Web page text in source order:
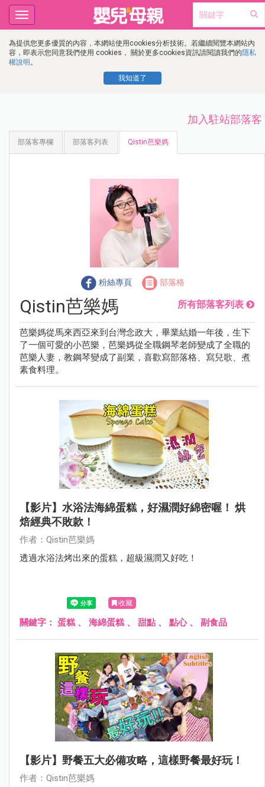
為提供您更多優質的內容，本網站使用cookies分析技術。若繼續閱覽本網站內
容，即表示您同意我們使用 cookies， 關於更多cookies資訊請閱讀我們的隱私
權說明 。
我知道了
Toggle
navigation
加入駐站部落客
部落客專欄 部落客列表 Qistin芭樂媽
粉絲專頁 部落格
Qistin芭樂媽 所有部落客列表
芭樂媽從馬來西亞來到台灣念政大，畢業結婚一年後，生下
了一個可愛的小芭樂，芭樂媽從全職鋼琴老師變成了全職的
芭樂人妻，教鋼琴變成了副業，喜歡寫部落格、寫兒歌、煮
素食料理。
【影片】水浴法海綿蛋糕，好濕潤好綿密喔！ 烘
焙經典不敗款！
作者：Qistin芭樂媽
透過水浴法烤出來的蛋糕，超級濕潤又好吃！
收藏
關鍵字： 蛋糕 、 海綿蛋糕 、 甜點 、 點心、 副食品
【影片】野餐五大必備攻略，這樣野餐最好玩！
作者：Qistin芭樂媽